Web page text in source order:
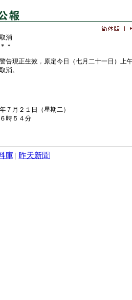
消
＊
現正生效，原定今日（七月二十一日）上
消。
７月２１日（星期二）
時５４分
庫 | 昨天新聞